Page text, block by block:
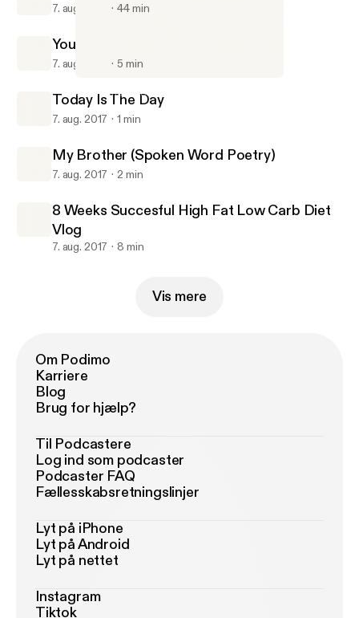
Gavin Chase Podcast
7. aug. 2017 44 min
Your Room Is Your Life
7. aug. 2017 5 min
Today Is The Day
7. aug. 2017 1 min
My Brother (Spoken Word Poetry)
7. aug. 2017 2 min
8 Weeks Succesful High Fat Low Carb Diet
Vlog
7. aug. 2017 8 min
Vis mere
Om Podimo
Karriere
Blog
Brug for hjælp?
Til Podcastere
Log ind som podcaster
Podcaster FAQ
Fællesskabsretningslinjer
Lyt på iPhone
Lyt på Android
Lyt på nettet
Instagram
Tiktok